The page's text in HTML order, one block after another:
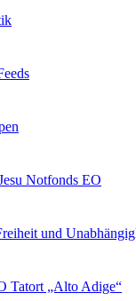
Notfonds EO
und
Tatort „Alto Adige“
Besuch bei
TELFS – Der 86-
Am Samstag, den 4.